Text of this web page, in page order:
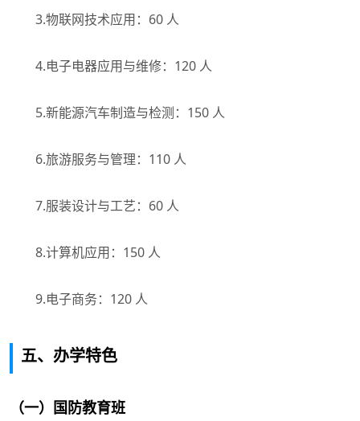
3.物联网技术应用：60 人
4.电子电器应用与维修：120 人
5.新能源汽车制造与检测：150 人
6.旅游服务与管理：110 人
7.服装设计与工艺：60 人
8.计算机应用：150 人
9.电子商务：120 人
五、办学特色
（一）国防教育班